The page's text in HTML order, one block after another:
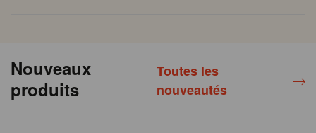
Nouveaux
produits
Toutes les
nouveautés